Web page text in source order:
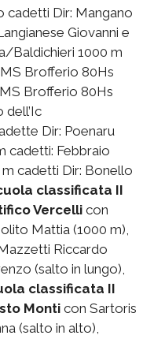
cadetti Dir: Mangano
Giovanni e
Baldichieri 1000 m
Brofferio 80Hs
Brofferio 80Hs
Dir: Poenaru
cadetti: Febbraio
cadetti Dir: Bonello
classificata II
Vercelli con
Mattia (1000 m),
Riccardo
(salto in lungo),
classificata II
Monti con Sartoris
(salto in alto),